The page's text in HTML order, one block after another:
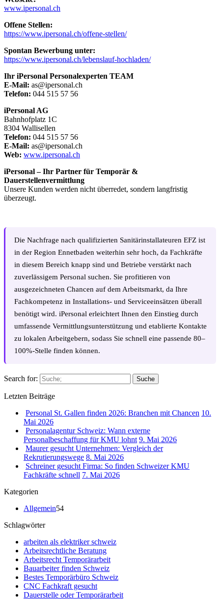
www.ipersonal.ch
Offene Stellen:
https://www.ipersonal.ch/offene-stellen/
Spontan Bewerbung unter:
https://www.ipersonal.ch/lebenslauf-hochladen/
Ihr iPersonal Personalexperten TEAM
E-Mail: as@ipersonal.ch
Telefon: 044 515 57 56
iPersonal AG
Bahnhofplatz 1C
8304 Wallisellen
Telefon: 044 515 57 56
E-Mail: as@ipersonal.ch
Web: www.ipersonal.ch
iPersonal – Ihr Partner für Temporär &
Dauerstellenvermittlung
Unsere Kunden werden nicht überredet, sondern langfristig
überzeugt.
Die Nachfrage nach qualifizierten Sanitärinstallateuren EFZ ist
in der Region Ennetbaden weiterhin sehr hoch, da Fachkräfte
in diesem Bereich knapp sind und Betriebe verstärkt nach
zuverlässigem Personal suchen. Sie profitieren von
ausgezeichneten Chancen auf dem Arbeitsmarkt, da Ihre
Fachkompetenz in Installations- und Serviceeinsätzen überall
benötigt wird. iPersonal erleichtert Ihnen den Einstieg durch
umfassende Vermittlungsunterstützung und etablierte Kontakte
zu lokalen Arbeitgebern, sodass Sie schnell eine passende 80–
100%-Stelle finden können.
Search for: Suche
Letzten Beiträge
Personal St. Gallen finden 2026: Branchen mit Chancen 10.
Mai 2026
Personalagentur Schweiz: Wann externe
Personalbeschaffung für KMU lohnt 9. Mai 2026
Maurer gesucht Unternehmen: Vergleich der
Rekrutierungswege 8. Mai 2026
Schreiner gesucht Firma: So finden Schweizer KMU
Fachkräfte schnell 7. Mai 2026
Kategorien
Allgemein54
Schlagwörter
arbeiten als elektriker schweiz
Arbeitsrechtliche Beratung
Arbeitsrecht Temporärarbeit
Bauarbeiter finden Schweiz
Bestes Temporärbüro Schweiz
CNC Fachkraft gesucht
Dauerstelle oder Temporärarbeit